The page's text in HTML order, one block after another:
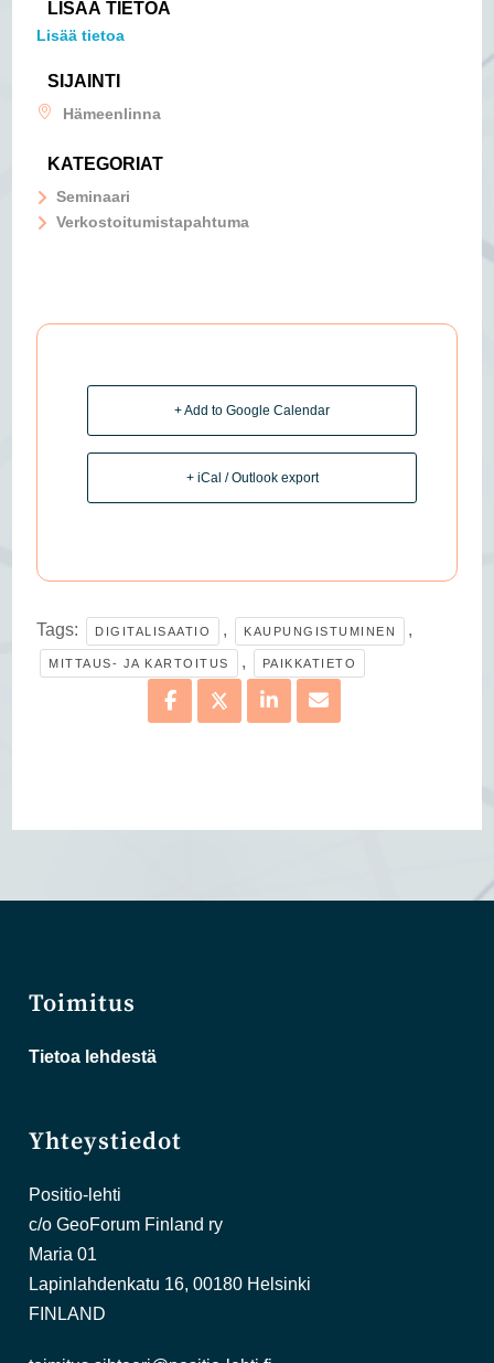
LISÄÄ TIETOA
Lisää tietoa
SIJAINTI
Hämeenlinna
KATEGORIAT
Seminaari
Verkostoitumistapahtuma
+ Add to Google Calendar
+ iCal / Outlook export
Tags: DIGITALISAATIO , KAUPUNGISTUMINEN ,
MITTAUS- JA KARTOITUS , PAIKKATIETO
Toimitus
Tietoa lehdestä
Yhteystiedot
Positio-lehti
c/o GeoForum Finland ry
Maria 01
Lapinlahdenkatu 16, 00180 Helsinki
FINLAND